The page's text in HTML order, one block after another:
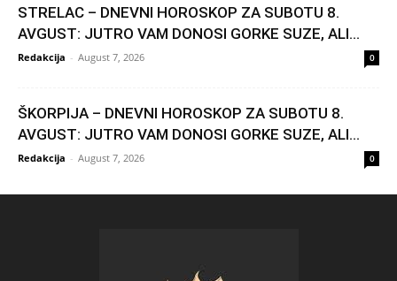
STRELAC – DNEVNI HOROSKOP ZA SUBOTU 8.
AVGUST: JUTRO VAM DONOSI GORKE SUZE, ALI...
Redakcija - August 7, 2026 0
ŠKORPIJA – DNEVNI HOROSKOP ZA SUBOTU 8.
AVGUST: JUTRO VAM DONOSI GORKE SUZE, ALI...
Redakcija - August 7, 2026 0